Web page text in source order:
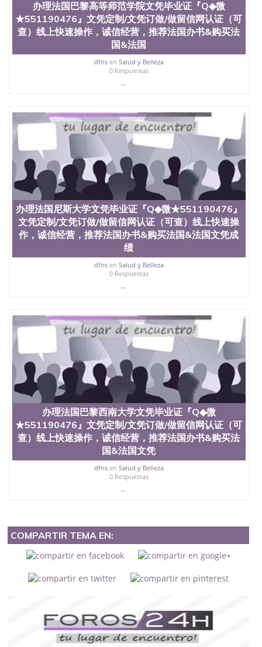
办理法国巴黎高等师范学院文凭毕业证『Q◆微
★551190476』文凭定制/文凭订做/做留信网认证（可
查）线上快速操作，诚信经营，推荐法国办书&购买法
国&法国
dfnsen Salud y Belleza
0 Respuestas
...
办理法国尼斯大学文凭毕业证『Q◆微★551190476』
文凭定制/文凭订做/做留信网认证（可查）线上快速操
作，诚信经营，推荐法国办书&购买法国&法国文凭成
绩
dfnsen Salud y Belleza
0 Respuestas
...
办理法国巴黎西南大学文凭毕业证『Q◆微
★551190476』文凭定制/文凭订做/做留信网认证（可
查）线上快速操作，诚信经营，推荐法国办书&购买法
国&法国文凭
dfnsen Salud y Belleza
0 Respuestas
...
COMPARTIR TEMA EN: